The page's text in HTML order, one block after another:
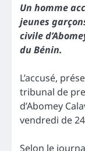
Un homme
jeunes
civile
du Bénin.
L’accusé,
tribunal de
d’Abomey
vendredi de
Selon le